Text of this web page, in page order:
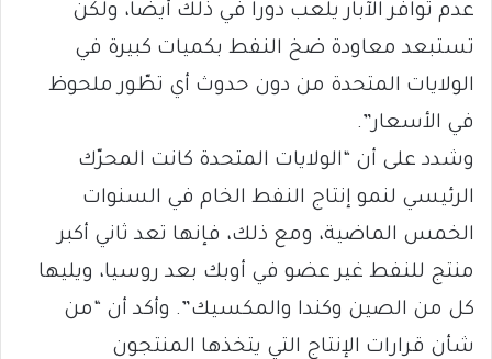
عدم توافر الآبار يلعب دوراً في ذلك أيضاً، ولكن
تستبعد معاودة ضخ النفط بكميات كبيرة في
الولايات المتحدة من دون حدوث أي تطّور ملحوظ
في الأسعار”.
وشدد على أن “الولايات المتحدة كانت المحرّك
الرئيسي لنمو إنتاج النفط الخام في السنوات
الخمس الماضية، ومع ذلك، فإنها تعد ثاني أكبر
منتج للنفط غير عضو في أوبك بعد روسيا، ويليها
كل من الصين وكندا والمكسيك”. وأكد أن “من
شأن قرارات الإنتاج التي يتخذها المنتجون